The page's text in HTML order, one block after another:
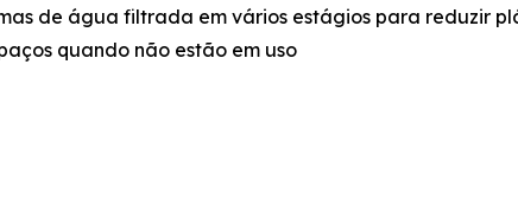
de água filtrada em vários estágios para reduzir
quando não estão em uso